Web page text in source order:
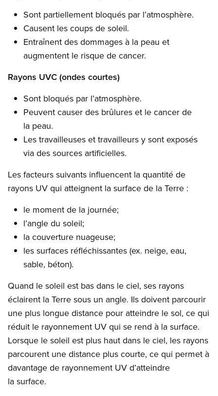
Sont partiellement bloqués par l’atmosphère.
Causent les coups de soleil.
Entraînent des dommages à la peau et
augmentent le risque de cancer.
Rayons UVC (ondes courtes)
Sont bloqués par l’atmosphère.
Peuvent causer des brûlures et le cancer de
la peau.
Les travailleuses et travailleurs y sont exposés
via des sources artificielles.
Les facteurs suivants influencent la quantité de
rayons UV qui atteignent la surface de la Terre :
le moment de la journée;
l’angle du soleil;
la couverture nuageuse;
les surfaces réfléchissantes (ex. neige, eau,
sable, béton).
Quand le soleil est bas dans le ciel, ses rayons
éclairent la Terre sous un angle. Ils doivent parcourir
une plus longue distance pour atteindre le sol, ce qui
réduit le rayonnement UV qui se rend à la surface.
Lorsque le soleil est plus haut dans le ciel, les rayons
parcourent une distance plus courte, ce qui permet à
davantage de rayonnement UV d’atteindre
la surface.